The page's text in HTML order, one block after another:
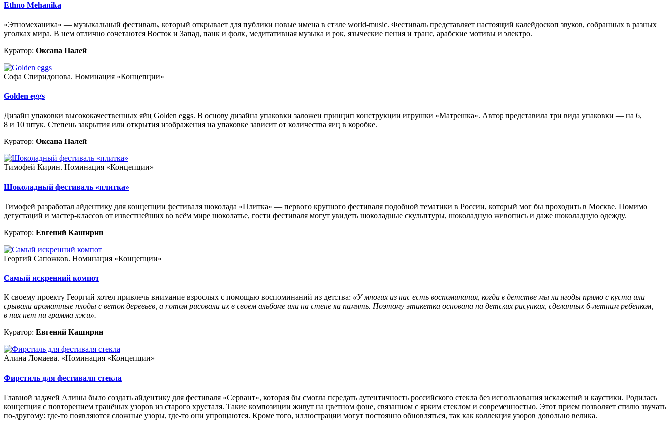
Ethno Mehanika
«Этномеханика» — музыкальный фестиваль, который открывает для публики новые имена в стиле world-music. Фестиваль представляет настоящий калейдоскоп звуков, собранных в разных
уголках мира. В нем отлично сочетаются Восток и Запад, панк и фолк, медитативная музыка и рок, языческие пения и транс, арабские мотивы и электро.
Куратор: Оксана Палей
Софа Спиридонова. Номинация «Концепции»
Golden eggs
Дизайн упаковки высококачественных яйц Golden eggs. В основу дизайна упаковки заложен принцип конструкции игрушки «Матрешка». Автор представила три вида упаковки — на 6,
8 и 10 штук. Степень закрытия или открытия изображения на упаковке зависит от количества яиц в коробке.
Куратор: Оксана Палей
Тимофей Кирин. Номинация «Концепции»
Шоколадный фестиваль «плитка»
Тимофей разработал айдентику для концепции фестиваля шоколада «Плитка» — первого крупного фестиваля подобной тематики в России, который мог бы проходить в Москве. Помимо
дегустаций и мастер-классов от известнейших во всём мире шоколатье, гости фестиваля могут увидеть шоколадные скульптуры, шоколадную живопись и даже шоколадную одежду.
Куратор: Евгений Каширин
Георгий Сапожков. Номинация «Концепции»
Самый искренний компот
К своему проекту Георгий хотел привлечь внимание взрослых с помощью воспоминаний из детства: «У многих из нас есть воспоминания, когда в детстве мы ли ягоды прямо с куста или
срывали ароматные плоды с веток деревьев, а потом рисовали их в своем альбоме или на стене на память. Поэтому этикетка основана на детских рисунках, сделанных 6-летним ребенком,
в них нет ни грамма лжи».
Куратор: Евгений Каширин
Алина Ломаева. «Номинация «Концепции»
Фирстиль для фестиваля стекла
Главной задачей Алины было создать айдентику для фестиваля «Сервант», которая бы смогла передать аутентичность российского стекла без использования искажений и каустики. Родилась
концепция с повторением гранёных узоров из старого хрусталя. Такие композиции живут на цветном фоне, связанном с ярким стеклом и современностью. Этот прием позволяет стилю звучать
по-другому: где-то появляются сложные узоры, где-то они упрощаются. Кроме того, иллюстрации могут постоянно обновляться, так как коллекция узоров довольно велика.